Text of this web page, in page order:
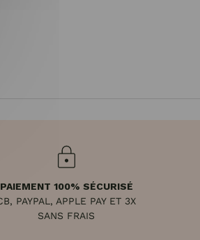
PAIEMENT 100% SÉCURISÉ
PAYPAL, APPLE PAY ET 3X
SANS FRAIS